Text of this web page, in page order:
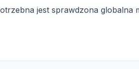
jest sprawdzona globalna